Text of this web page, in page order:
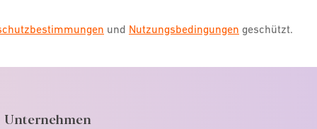
und Nutzungsbedingungen geschützt.
Unternehmen